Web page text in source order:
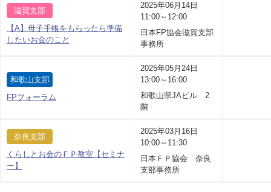
滋賀支部
【A】母子手帳をもらったら準備
したいお金のこと
2025年06月14日
11:00～12:00
日本FP協会滋賀支部
事務所
和歌山支部
FPフォーラム
2025年05月24日
13:00～16:00
和歌山県JAビル 2
階
奈良支部
くらしとお金のＦＰ教室【セミナ
ー】
2025年03月16日
10:00～11:30
日本ＦＰ協会 奈良
支部事務所